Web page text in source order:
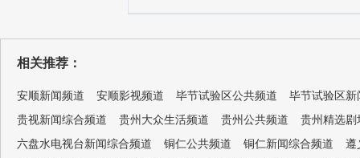
相关推荐：
安顺新闻频道 安顺影视频道 毕节试验区公共频道
毕节试验区新
贵视新闻综合频道
贵州大众生活频道 贵州公共频道
贵州精选剧
六盘水电视台新闻综合频道
铜仁公共频道 铜仁新闻综合频道
遵